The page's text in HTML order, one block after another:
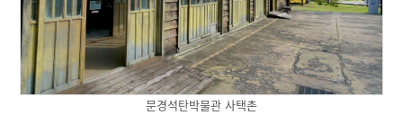
문경석탄박물관 사택촌